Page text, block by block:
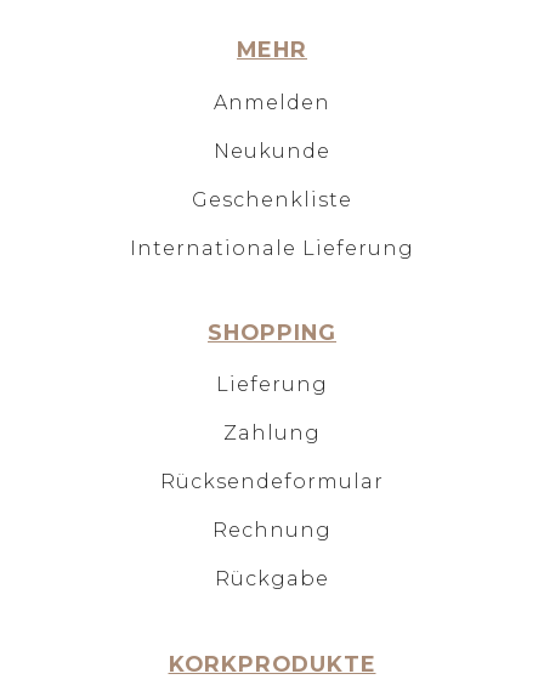
MEHR
Anmelden
Neukunde
Geschenkliste
Internationale Lieferung
SHOPPING
Lieferung
Zahlung
Rücksendeformular
Rechnung
Rückgabe
KORKPRODUKTE